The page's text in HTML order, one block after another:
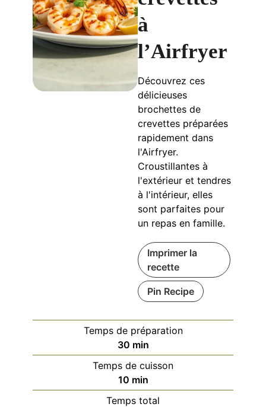
à
l’Airfryer
Découvrez ces
délicieuses
brochettes de
crevettes préparées
rapidement dans
l'Airfryer.
Croustillantes à
l'extérieur et tendres
à l'intérieur, elles
sont parfaites pour
un repas en famille.
Imprimer la
recette
Pin Recipe
Temps de préparation
30minutes
min
Temps de cuisson
10minutes
min
Temps total